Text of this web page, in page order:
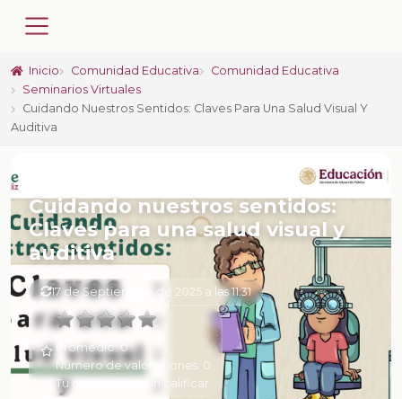
Inicio Comunidad Educativa
Comunidad Educativa
Seminarios Virtuales
Cuidando Nuestros Sentidos: Claves Para Una Salud Visual Y
Auditiva
Cuidando nuestros sentidos:
Claves para una salud visual y
auditiva
17 de Septiembre de 2025 a las 11:31
Promedio:0
Número de valoraciones: 0
Tu calificación:
Sin calificar